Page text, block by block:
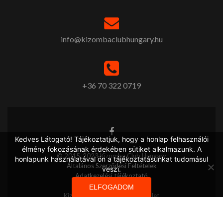
info@kizombaclubhungary.hu
+36 70 322 0719
© 2015-2023 Kizomba Club Hungary
Általános Szerződési Feltételek
Adatkezelési tájékoztató
Kedves Látogató! Tájékoztatjuk, hogy a honlap felhasználói
élmény fokozásának érdekében sütiket alkalmazunk. A
honlapunk használatával ön a tájékoztatásunkat tudomásul
veszi.
ELFOGADOM